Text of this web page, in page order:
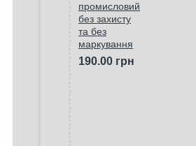
промисловий
без захисту
та без
маркування
190.00 грн